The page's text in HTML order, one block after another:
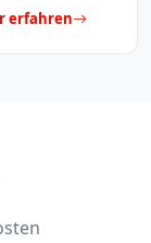
erfahren